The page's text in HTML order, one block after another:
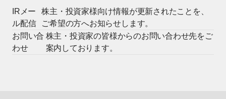
IRメー
ル配信
株主・投資家様向け情報が更新されたことを、
ご希望の方へお知らせします。
お問い合
わせ
株主・投資家の皆様からのお問い合わせ先をご
案内しております。